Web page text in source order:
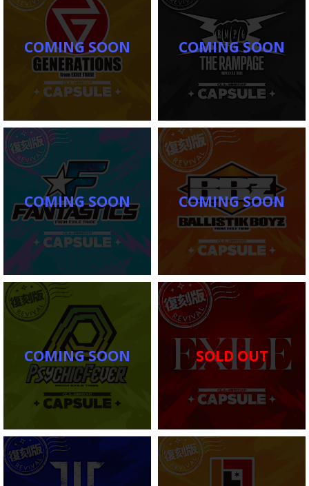
COMING SOON COMING SOON
COMING SOON COMING SOON
COMING SOON SOLD OUT